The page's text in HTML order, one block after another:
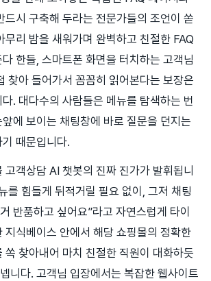
드시 구축해 두라는 전문가들의 조언이 쏟
무리 밤을 새워가며 완벽하고 친절한 FAQ
한들, 스마트폰 화면을 터치하는 고객님
찾아 들어가서 꼼꼼히 읽어본다는 보장은
. 대다수의 사람들은 메뉴를 탐색하는 번
에 보이는 채팅창에 바로 질문을 던지는
때문입니다.
고객상담 AI 챗봇의 진짜 진가가 발휘됩니
를 힘들게 뒤적거릴 필요 없이, 그저 채팅
반품하고 싶어요”라고 자연스럽게 타이
지식베이스 안에서 해당 쇼핑몰의 정확한
쏙 찾아내어 마치 친절한 직원이 대화하듯
니다. 고객님 입장에서는 복잡한 웹사이트